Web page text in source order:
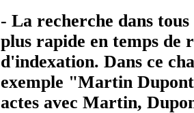
- La recherche dans
plus rapide en temps de
d'indexation. Dans ce
exemple "Martin
actes avec Martin,